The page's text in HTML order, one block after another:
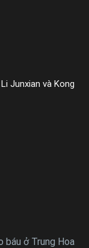
Junxian và Kong
báu ở Trung Hoa